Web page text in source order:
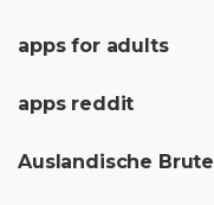
apps for adults
apps reddit
Auslandische Brute